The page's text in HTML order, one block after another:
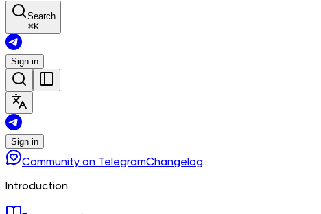
Search
⌘K
Sign in
Sign in
Community on TelegramChangelog
Introduction